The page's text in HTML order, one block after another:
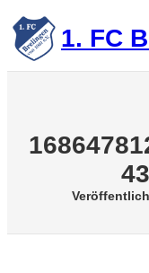
Zum
Inhalt
springen 1. FC